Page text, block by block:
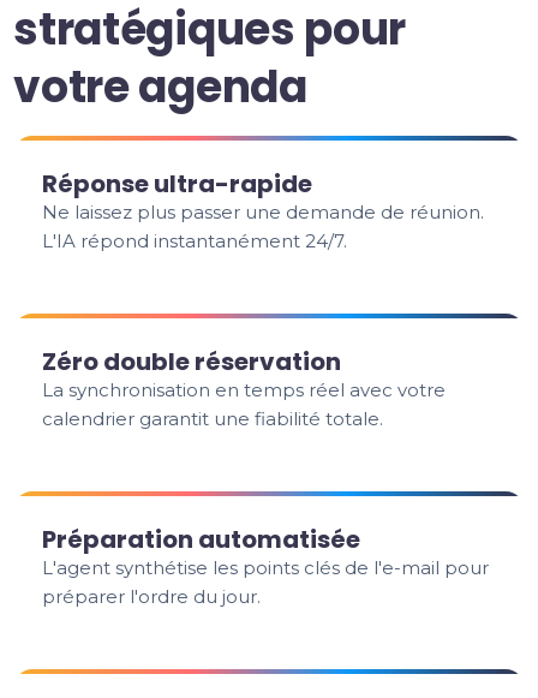
stratégiques pour
votre agenda
Réponse ultra-rapide
Ne laissez plus passer une demande de réunion.
L'IA répond instantanément 24/7.
Zéro double réservation
La synchronisation en temps réel avec votre
calendrier garantit une fiabilité totale.
Préparation automatisée
L'agent synthétise les points clés de l'e-mail pour
préparer l'ordre du jour.